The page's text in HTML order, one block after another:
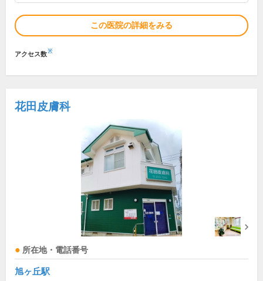
この医院の詳細をみる
アクセス数※
花田皮膚科
所在地・電話番号
旭ヶ丘駅